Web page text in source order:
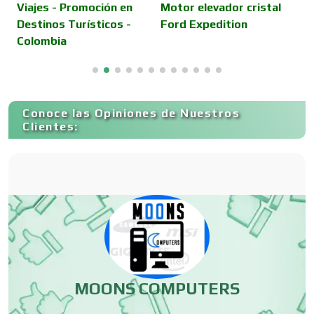
Conferencias Empresariales
Control de Plagas
Conversiones Automotrices
Copiadoras
Viajes - Promoción en
Destinos Turísticos -
Colombia
Motor elevador cristal
Ford Expedition
Conoce las Opiniones de Nuestros
Clientes:
MOONS COMPUTERS